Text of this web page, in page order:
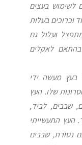
לשימוש בעצים
וכרוכים בעלות
ועלול גם
לאקלים
בעץ מעשה ידי
שלו. העץ
שבבים, לביד,
העץ התעשייתי
נסורת, שבבים